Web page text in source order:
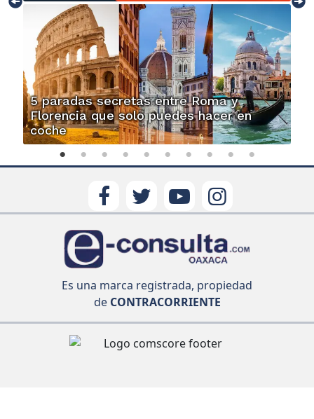
5 paradas secretas entre Roma y
Florencia que solo puedes hacer en
coche
Es una marca registrada, propiedad
deCONTRACORRIENTE